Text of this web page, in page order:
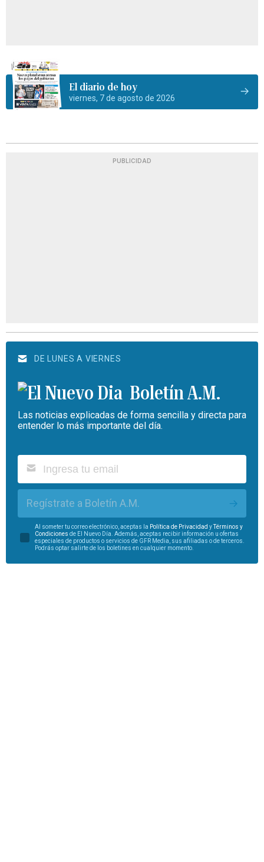
El diario de hoy
viernes, 7 de agosto de 2026
PUBLICIDAD
DE LUNES A VIERNES
Boletín A.M.
Las noticias explicadas de forma sencilla y directa para
entender lo más importante del día.
Regístrate a Boletín A.M.
Al someter tu correo electrónico, aceptas la Política de Privacidad yTérminos y
Condiciones de El Nuevo Día. Además, aceptas recibir información u ofertas
especiales de productos o servicios de GFR Media, sus afiliadas o de terceros.
Podrás optar salirte de los boletines en cualquier momento.